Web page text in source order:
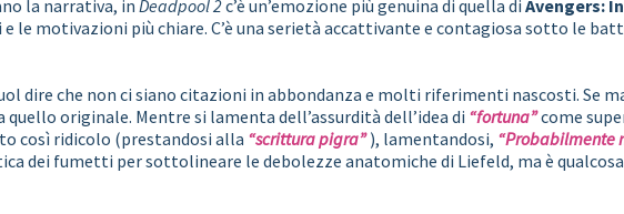
la narrativa, inDeadpool 2c’è un’emozione più genuina di quella diAvengers:
le motivazioni più chiare. C’è una serietà accattivante e contagiosa sotto le
dire che non ci siano citazioni in abbondanza e molti riferimenti nascosti. Se
originale. Mentre si lamenta dell’assurdità dell’idea di “fortuna”come
così ridicolo (prestandosi alla “scrittura pigra”), lamentandosi, “Probabilmente
dei fumetti per sottolineare le debolezze anatomiche di Liefeld, ma è qualcosa